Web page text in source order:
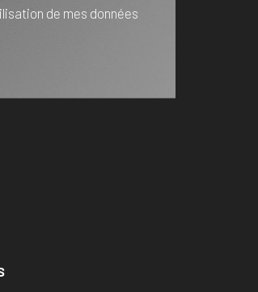
de mes données